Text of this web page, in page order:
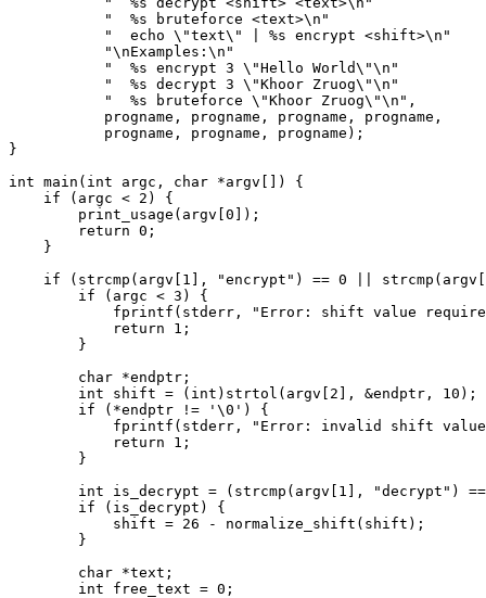
           "  %s bruteforce <text>\n"
           "  echo \"text\" | %s encrypt <shift>\n"
           "\nExamples:\n"
           "  %s encrypt 3 \"Hello World\"\n"
           "  %s decrypt 3 \"Khoor Zruog\"\n"
           "  %s bruteforce \"Khoor Zruog\"\n",
           progname, progname, progname, progname,
           progname, progname, progname);
}
int main(int argc, char *argv[]) {
    if (argc < 2) {
        print_usage(argv[0]);
        return 0;
    }
if (strcmp(argv[1], "encrypt") == 0 ||
        if (argc < 3) {
fprintf(stderr, "Error: shift value
            return 1;
        }
        char *endptr;
        int shift = (int)strtol(argv[2], &endptr, 10);
        if (*endptr != '\0') {
fprintf(stderr, "Error: invalid shift
            return 1;
        }
int is_decrypt = (strcmp(argv[1], "decrypt")
        if (is_decrypt) {
            shift = 26 - normalize_shift(shift);
        }
        char *text;
        int free_text = 0;